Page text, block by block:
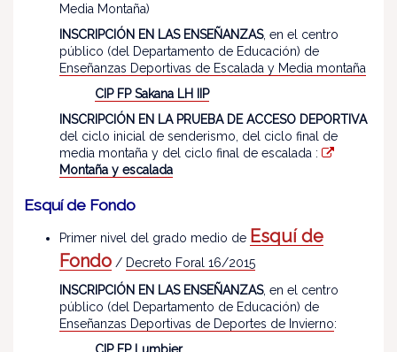
Media Montaña)
INSCRIPCIÓN EN LAS ENSEÑANZAS, en el centro
público (del Departamento de Educación) de
Enseñanzas Deportivas de Escalada y Media montaña
CIP FP Sakana LH IIP
INSCRIPCIÓN EN LA PRUEBA DE ACCESO DEPORTIVA
del ciclo inicial de senderismo, del ciclo final de
media montaña y del ciclo final de escalada :
Montaña y escalada
Esquí de Fondo
Primer nivel del grado medio de Esquí de
Fondo / Decreto Foral 16/2015
INSCRIPCIÓN EN LAS ENSEÑANZAS, en el centro
público (del Departamento de Educación) de
Enseñanzas Deportivas de Deportes de Invierno: